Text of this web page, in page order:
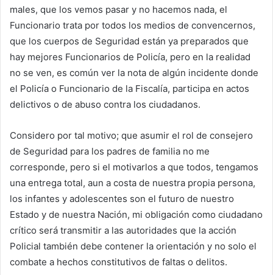
males, que los vemos pasar y no hacemos nada, el
Funcionario trata por todos los medios de convencernos,
que los cuerpos de Seguridad están ya preparados que
hay mejores Funcionarios de Policía, pero en la realidad
no se ven, es común ver la nota de algún incidente donde
el Policía o Funcionario de la Fiscalía, participa en actos
delictivos o de abuso contra los ciudadanos.
Considero por tal motivo; que asumir el rol de consejero
de Seguridad para los padres de familia no me
corresponde, pero si el motivarlos a que todos, tengamos
una entrega total, aun a costa de nuestra propia persona,
los infantes y adolescentes son el futuro de nuestro
Estado y de nuestra Nación, mi obligación como ciudadano
crítico será transmitir a las autoridades que la acción
Policial también debe contener la orientación y no solo el
combate a hechos constitutivos de faltas o delitos.